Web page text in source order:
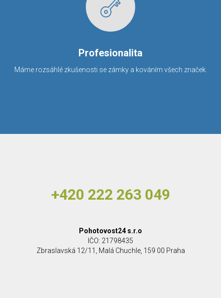
Profesionalita
Máme rozsáhlé zkušenosti se zámky a kováním všech značek.
+420 222 263 049
Pohotovost24 s.r.o
IČO: 21798435
Zbraslavská 12/11, Malá Chuchle, 159 00 Praha